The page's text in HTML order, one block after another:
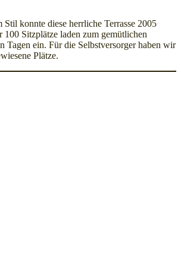
Stil konnte diese herrliche Terrasse 2005
Sitzplätze laden zum gemütlichen
Tagen ein. Für die Selbstversorger haben wir
Plätze.